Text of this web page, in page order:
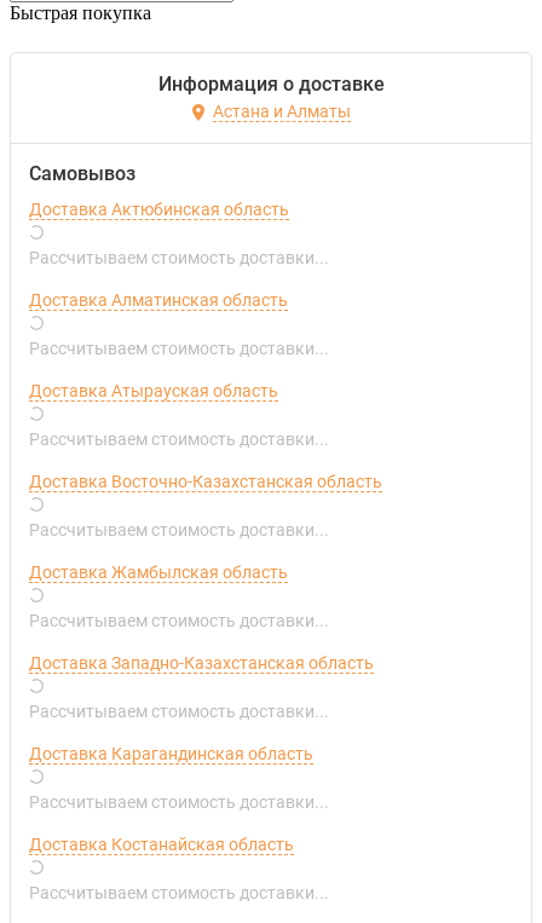
Быстрая покупка
Информация о доставке
Астана и Алматы
Самовывоз
Доставка Актюбинская область
Рассчитываем стоимость доставки...
Доставка Алматинская область
Рассчитываем стоимость доставки...
Доставка Атырауская область
Рассчитываем стоимость доставки...
Доставка Восточно-Казахстанская область
Рассчитываем стоимость доставки...
Доставка Жамбылская область
Рассчитываем стоимость доставки...
Доставка Западно-Казахстанская область
Рассчитываем стоимость доставки...
Доставка Карагандинская область
Рассчитываем стоимость доставки...
Доставка Костанайская область
Рассчитываем стоимость доставки...